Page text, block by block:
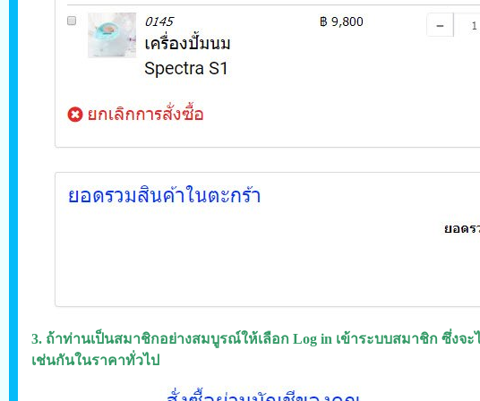
3. ถ้าท่านเป็นสมาชิกอย่างสมบูรณ์ให้เลือก Log in เข้าระบบสมาชิก ซึ่งจ
เช่นกันในราคาทั่วไป